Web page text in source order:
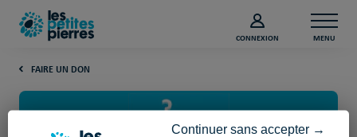
CONNEXION MENU
FAIRE UN DON
Continuer sans accepter →